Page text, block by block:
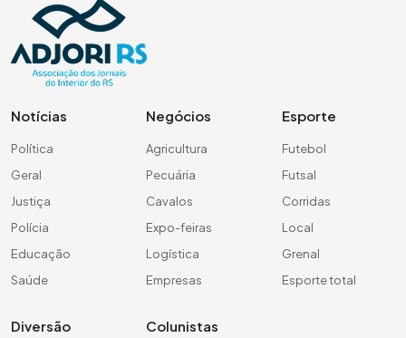
Notícias
Política
Geral
Justiça
Polícia
Educação
Saúde
Negócios
Agricultura
Pecuária
Cavalos
Expo-feiras
Logística
Empresas
Esporte
Futebol
Futsal
Corridas
Local
Grenal
Esporte total
Diversão Colunistas